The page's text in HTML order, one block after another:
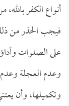
أنواع الكفر
فيجب الحذر من
على الصلوات
وعدم العجلة
وتكميلها، وأن